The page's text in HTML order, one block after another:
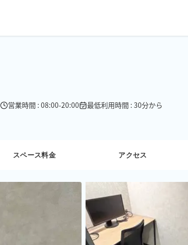
営業時間 : 08:00-20:00 最低利用時間 : 30分から
スペース料金 アクセス